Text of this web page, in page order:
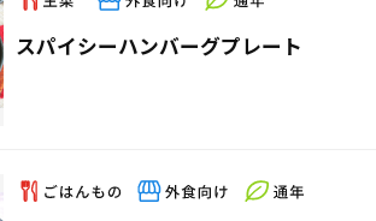
スパイシーハンバーグプレート